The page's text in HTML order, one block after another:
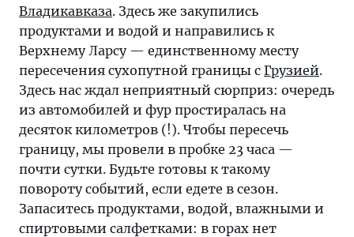
Владикавказа. Здесь же закупились
продуктами и водой и направились к
Верхнему Ларсу — единственному месту
пересечения сухопутной границы с Грузией.
Здесь нас ждал неприятный сюрприз: очередь
из автомобилей и фур простиралась на
десяток километров (!). Чтобы пересечь
границу, мы провели в пробке 23 часа —
почти сутки. Будьте готовы к такому
повороту событий, если едете в сезон.
Запаситесь продуктами, водой, влажными и
спиртовыми салфетками: в горах нет